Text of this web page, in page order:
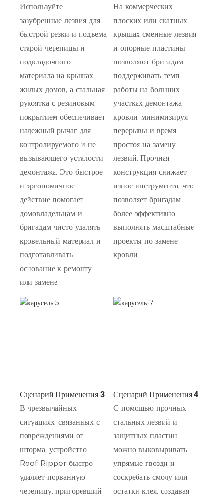
Используйте
зазубренные лезвия для
быстрой резки и подъема
старой черепицы и
подкладочного
материала на крышах
жилых домов, а стальная
рукоятка с резиновым
покрытием обеспечивает
надежный рычаг для
контролируемого и не
вызывающего усталости
демонтажа. Это быстрое
и эргономичное
действие помогает
домовладельцам и
бригадам чисто удалять
кровельный материал и
подготавливать
основание к ремонту
или замене.
На коммерческих
плоских или скатных
крышах сменные лезвия
и опорные пластины
позволяют бригадам
поддерживать темп
работы на больших
участках демонтажа
кровли, минимизируя
перерывы и время
простоя на замену
лезвий. Прочная
конструкция снижает
износ инструмента, что
позволяет бригадам
более эффективно
выполнять масштабные
проекты по замене
кровли.
Сценарий Применения 3
В чрезвычайных
ситуациях, связанных с
повреждениями от
шторма, устройство
Roof Ripper быстро
удаляет порванную
черепицу, пригоревший
Сценарий Применения 4
С помощью прочных
стальных лезвий и
защитных пластин
можно выковыривать
упрямые гвозди и
соскребать смолу или
остатки клея, создавая